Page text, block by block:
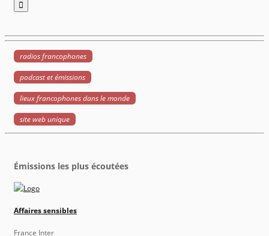
radios francophones
podcast et émissions
lieux francophones dans le monde
site web unique
Émissions les plus écoutées
Affaires sensibles
France Inter